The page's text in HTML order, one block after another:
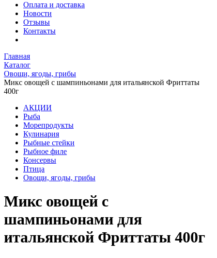
Оплата и доставка
Новости
Отзывы
Контакты
Главная
Каталог
Овощи, ягоды, грибы
Микс овощей с шампиньонами для итальянской Фриттаты
400г
АКЦИИ
Рыба
Морепродукты
Кулинария
Рыбные стейки
Рыбное филе
Консервы
Птица
Овощи, ягоды, грибы
Микс овощей с
шампиньонами для
итальянской Фриттаты 400г